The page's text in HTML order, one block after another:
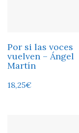
Por si las voces
vuelven – Ángel
Martín
18,25€